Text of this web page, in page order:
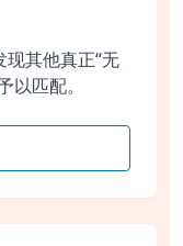
其他真正“无
以匹配。